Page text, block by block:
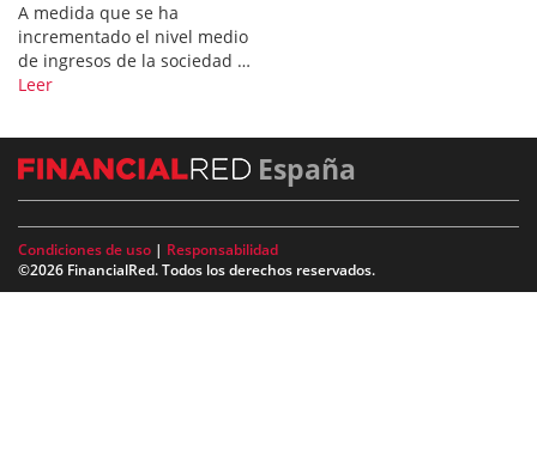
A medida que se ha
incrementado el nivel medio
de ingresos de la sociedad …
Leer
España
Condiciones de uso | Responsabilidad
©2026 FinancialRed. Todos los derechos reservados.